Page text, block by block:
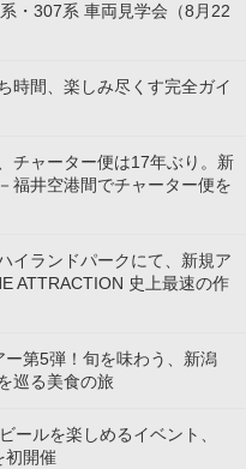
・307系 車両見学会（8月22
時間、楽しみ尽くす完全ガイ
チャーター便は17年ぶり。新
福井空港間でチャーター便を
イランドパークにて、新規ア
ATTRACTION 史上最速の作
第5弾！旬を味わう、新潟
巡る美食の旅
ールを楽しめるイベント、
初開催